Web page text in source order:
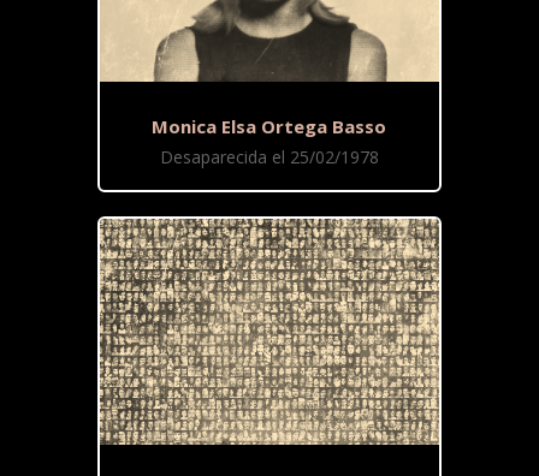
Monica Elsa Ortega Basso
Desaparecida el 25/02/1978